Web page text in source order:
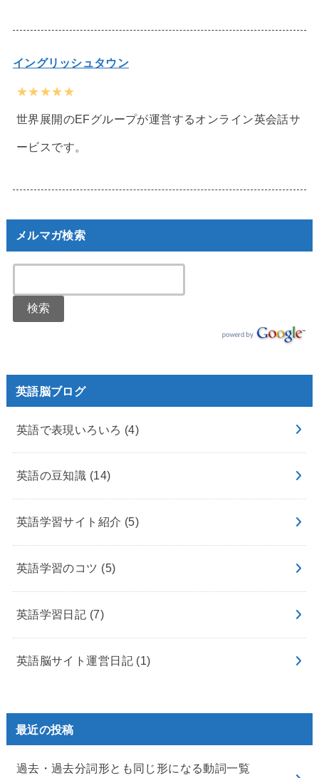
イングリッシュタウン
★★★★★
世界展開のEFグループが運営するオンライン英会話サ
ービスです。
メルマガ検索
英語脳ブログ
英語で表現いろいろ (4)
英語の豆知識 (14)
英語学習サイト紹介 (5)
英語学習のコツ (5)
英語学習日記 (7)
英語脳サイト運営日記 (1)
最近の投稿
過去・過去分詞形とも同じ形になる動詞一覧